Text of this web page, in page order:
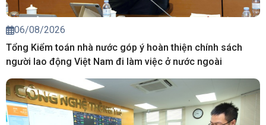
06/08/2026
Tổng Kiểm toán nhà nước góp ý hoàn thiện chính sách
người lao động Việt Nam đi làm việc ở nước ngoài